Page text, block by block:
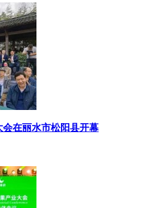
在丽水市松阳县开幕